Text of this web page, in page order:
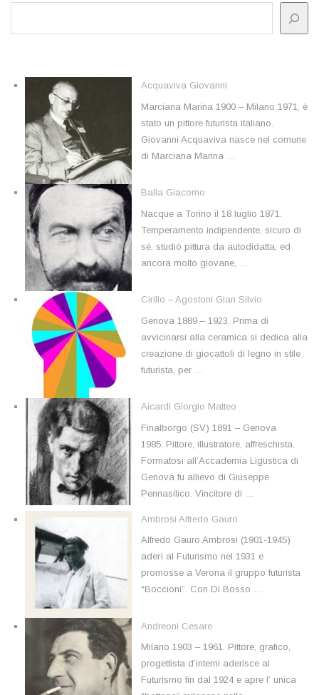
Acquaviva Giovanni
Marciana Marina 1900 – Milano 1971, è
stato un pittore futurista italiano.
Giovanni Acquaviva nasce nel comune
di Marciana Marina …
Balla Giacomo
Nacque a Torino il 18 luglio 1871.
Temperamento indipendente, sicuro di
sé, studiò pittura da autodidatta, ed
ancora molto giovane, …
Cirillo – Agostoni Gian Silvio
Genova 1889 – 1923. Prima di
avvicinarsi alla ceramica si dedica alla
creazione di giocattoli di legno in stile
futurista, per …
Aicardi Giorgio Matteo
Finalborgo (SV) 1891 – Genova
1985. Pittore, illustratore, affreschista.
Formatosi all’Accademia Ligustica di
Genova fu allievo di Giuseppe
Pennasilico. Vincitore di …
Ambrosi Alfredo Gauro
Alfredo Gauro Ambrosi (1901-1945)
aderì al Futurismo nel 1931 e
promosse a Verona il gruppo futurista
“Boccioni”. Con Di Bosso …
Andreoni Cesare
Milano 1903 – 1961. Pittore, grafico,
progettista d’interni aderisce al
Futurismo fin dal 1924 e apre l’ unica